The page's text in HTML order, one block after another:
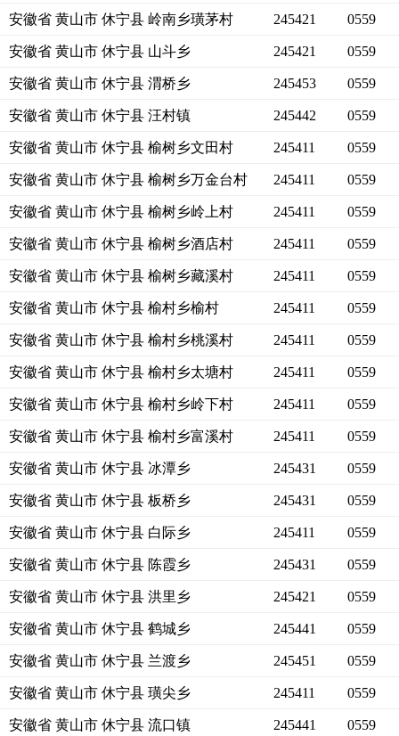
安徽省 黄山市 休宁县 岭南乡璜茅村 245421 0559
安徽省 黄山市 休宁县 山斗乡 245421 0559
安徽省 黄山市 休宁县 渭桥乡 245453 0559
安徽省 黄山市 休宁县 汪村镇 245442 0559
安徽省 黄山市 休宁县 榆树乡文田村 245411 0559
安徽省 黄山市 休宁县 榆树乡万金台村 245411 0559
安徽省 黄山市 休宁县 榆树乡岭上村 245411 0559
安徽省 黄山市 休宁县 榆树乡酒店村 245411 0559
安徽省 黄山市 休宁县 榆树乡藏溪村 245411 0559
安徽省 黄山市 休宁县 榆村乡榆村 245411 0559
安徽省 黄山市 休宁县 榆村乡桃溪村 245411 0559
安徽省 黄山市 休宁县 榆村乡太塘村 245411 0559
安徽省 黄山市 休宁县 榆村乡岭下村 245411 0559
安徽省 黄山市 休宁县 榆村乡富溪村 245411 0559
安徽省 黄山市 休宁县 冰潭乡 245431 0559
安徽省 黄山市 休宁县 板桥乡 245431 0559
安徽省 黄山市 休宁县 白际乡 245411 0559
安徽省 黄山市 休宁县 陈霞乡 245431 0559
安徽省 黄山市 休宁县 洪里乡 245421 0559
安徽省 黄山市 休宁县 鹤城乡 245441 0559
安徽省 黄山市 休宁县 兰渡乡 245451 0559
安徽省 黄山市 休宁县 璜尖乡 245411 0559
安徽省 黄山市 休宁县 流口镇 245441 0559